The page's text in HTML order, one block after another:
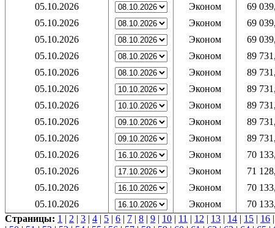
05.10.2026
Эконом 69
05.10.2026
Эконом 69
05.10.2026
Эконом 69
05.10.2026
Эконом 89
05.10.2026
Эконом 89
05.10.2026
Эконом 89
05.10.2026
Эконом 89
05.10.2026
Эконом 89
05.10.2026
Эконом 89
05.10.2026
Эконом 70
05.10.2026
Эконом 71
05.10.2026
Эконом 70
05.10.2026
Эконом 70
Страницы: 1 | 2 | 3 | 4 | 5 | 6 | 7 | 8 | 9 | 10 | 11 | 12 | 13 | 14 | 15 | 16 |